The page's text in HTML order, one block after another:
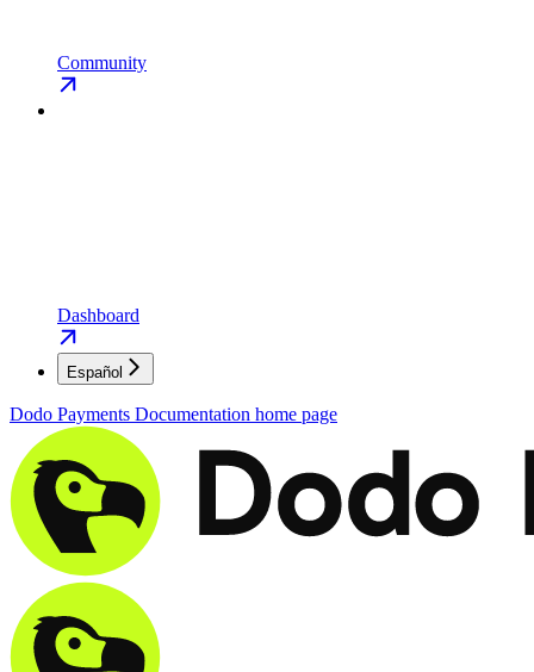
Community
Dashboard
Español
Dodo Payments Documentation home page